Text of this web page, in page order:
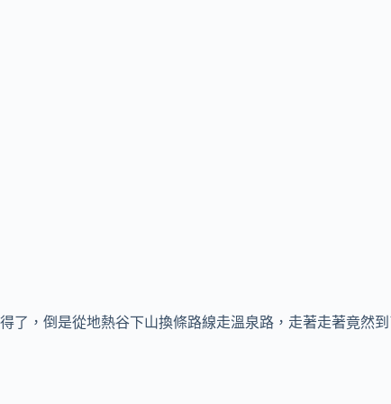
了，倒是從地熱谷下山換條路線走溫泉路，走著走著竟然